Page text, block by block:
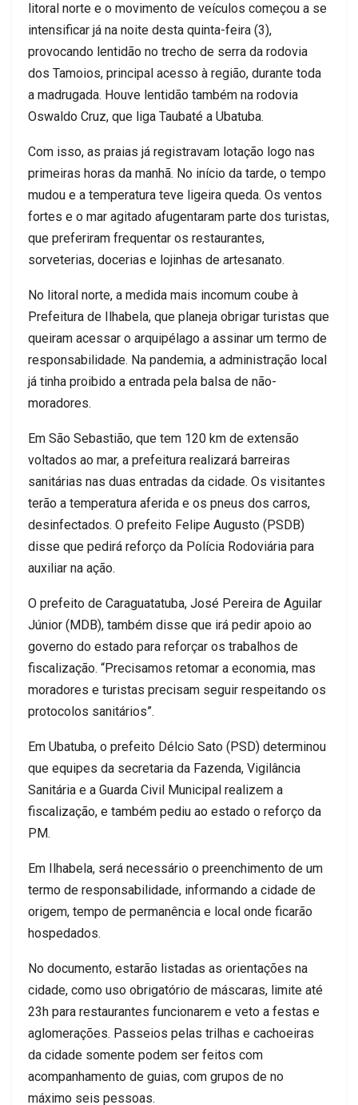
litoral norte e o movimento de veículos começou a se
intensificar já na noite desta quinta-feira (3),
provocando lentidão no trecho de serra da rodovia
dos Tamoios, principal acesso à região, durante toda
a madrugada. Houve lentidão também na rodovia
Oswaldo Cruz, que liga Taubaté a Ubatuba.
Com isso, as praias já registravam lotação logo nas
primeiras horas da manhã. No início da tarde, o tempo
mudou e a temperatura teve ligeira queda. Os ventos
fortes e o mar agitado afugentaram parte dos turistas,
que preferiram frequentar os restaurantes,
sorveterias, docerias e lojinhas de artesanato.
No litoral norte, a medida mais incomum coube à
Prefeitura de Ilhabela, que planeja obrigar turistas que
queiram acessar o arquipélago a assinar um termo de
responsabilidade. Na pandemia, a administração local
já tinha proibido a entrada pela balsa de não-
moradores.
Em São Sebastião, que tem 120 km de extensão
voltados ao mar, a prefeitura realizará barreiras
sanitárias nas duas entradas da cidade. Os visitantes
terão a temperatura aferida e os pneus dos carros,
desinfectados. O prefeito Felipe Augusto (PSDB)
disse que pedirá reforço da Polícia Rodoviária para
auxiliar na ação.
O prefeito de Caraguatatuba, José Pereira de Aguilar
Júnior (MDB), também disse que irá pedir apoio ao
governo do estado para reforçar os trabalhos de
fiscalização. “Precisamos retomar a economia, mas
moradores e turistas precisam seguir respeitando os
protocolos sanitários”.
Em Ubatuba, o prefeito Délcio Sato (PSD) determinou
que equipes da secretaria da Fazenda, Vigilância
Sanitária e a Guarda Civil Municipal realizem a
fiscalização, e também pediu ao estado o reforço da
PM.
Em Ilhabela, será necessário o preenchimento de um
termo de responsabilidade, informando a cidade de
origem, tempo de permanência e local onde ficarão
hospedados.
No documento, estarão listadas as orientações na
cidade, como uso obrigatório de máscaras, limite até
23h para restaurantes funcionarem e veto a festas e
aglomerações. Passeios pelas trilhas e cachoeiras
da cidade somente podem ser feitos com
acompanhamento de guias, com grupos de no
máximo seis pessoas.